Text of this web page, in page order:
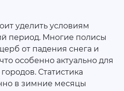
уделить условиям
период. Многие полисы
от падения снега и
особенно актуально для
Статистика
в зимние месяцы